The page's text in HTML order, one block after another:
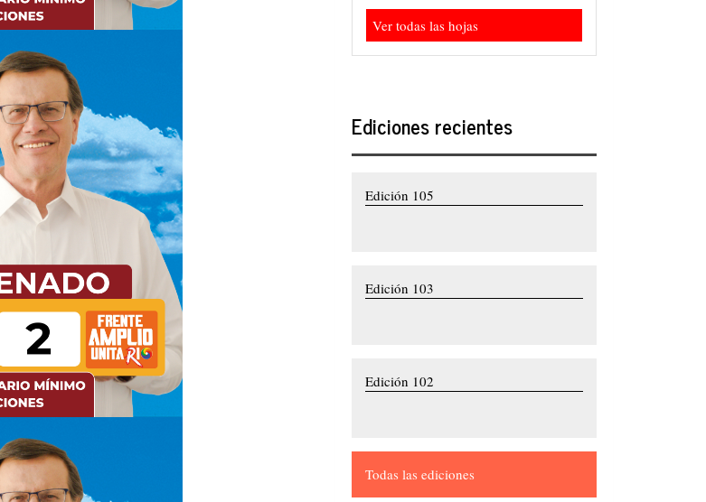
Ver todas las hojas
Ediciones recientes
Edición 105
Edición 103
Edición 102
Todas las ediciones